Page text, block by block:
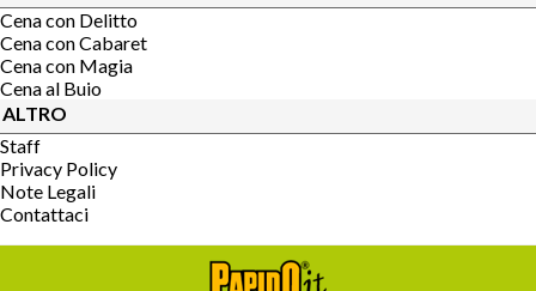
Cena con Delitto
Cena con Cabaret
Cena con Magia
Cena al Buio
ALTRO
Staff
Privacy Policy
Note Legali
Contattaci